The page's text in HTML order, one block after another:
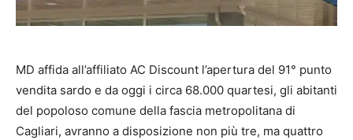
MD affida all’affiliato AC Discount l’apertura del 91° punto
vendita sardo e da oggi i circa 68.000 quartesi, gli abitanti
del popoloso comune della fascia metropolitana di
Cagliari, avranno a disposizione non più tre, ma quattro